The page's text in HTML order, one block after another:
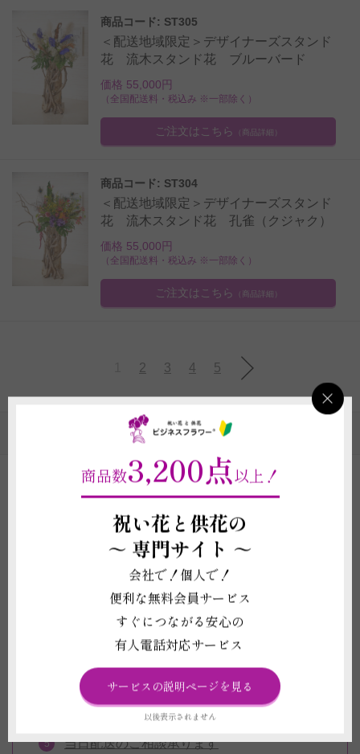
商品コード: ST305
＜配送地域限定＞デザイナーズスタンド
花 流木スタンド花 ブルーバード
価格 55,000円
（全国配送料・税込み ※一部除く）
ご注文はこちら （商品詳細）
商品コード: ST304
＜配送地域限定＞デザイナーズスタンド
花 流木スタンド花 孔雀（クジャク）
価格 55,000円
（全国配送料・税込み ※一部除く）
ご注文はこちら （商品詳細）
2 3 4 5
スタンド花のカテゴリの一覧
ビジネスフラワー®のスタンド花ができる10のポイン
ホテルやイベントでのお渡しに合わせたご
納品承ります
立札（名札）を1枚無料対応
画像配信ができる商品がございます
電報（祝電・弔電）を1通無料で同封いた
当日配送のご相談承ります
商品数3,200点以上！
祝い花と供花の
～ 専門サイト ～
会社で！個人で！
便利な無料会員サービス
すぐにつながる安心の
有人電話対応サービス
サービスの説明ページを見る
以後表示されません